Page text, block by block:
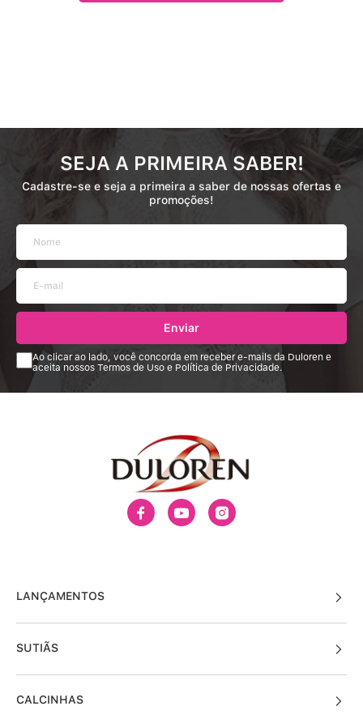
SEJA A PRIMEIRA SABER!
Cadastre-se e seja a primeira a saber de nossas ofertas e
promoções!
Enviar
Ao clicar ao lado, você concorda em receber e-mails da Duloren e
aceita nossos Termos de Uso e Política de Privacidade.
LANÇAMENTOS
SUTIÃS
CALCINHAS